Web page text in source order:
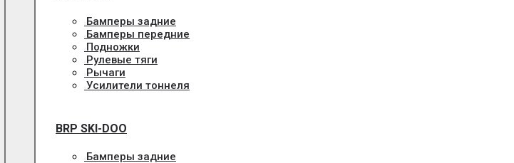
Бамперы задние
Бамперы передние
Подножки
Рулевые тяги
Рычаги
Усилители тоннеля
BRP SKI-DOO
Бамперы задние